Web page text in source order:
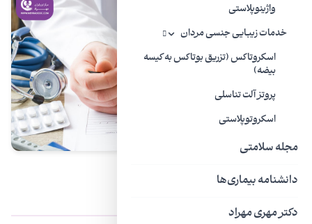
واژینوپلاستی
خدمات زیبایی جنسی مردان
اسکروتاکس (تزریق بوتاکس به کیسه
بیضه)
پروتز آلت تناسلی
اسکروتوپلاستی
مجله سلامتی
دانشنامه بیماری‌ها
دکتر مهری مهراد
مراحل درمان مثانه عصبی